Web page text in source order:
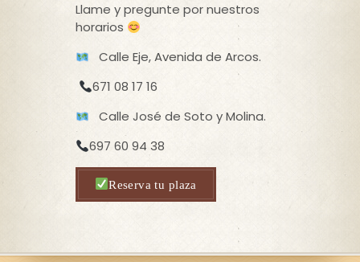
Llame y pregunte por nuestros
horarios
Calle Eje, Avenida de Arcos.
671 08 17 16
Calle José de Soto y Molina.
697 60 94 38
Reserva tu plaza